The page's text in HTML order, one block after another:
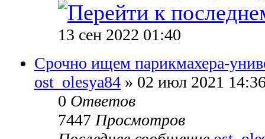
13 сен 2022 01:40
Срочно ищем парикмахера-
ost_olesya84 » 02 июл 2021
0 Ответов
7447Просмотров